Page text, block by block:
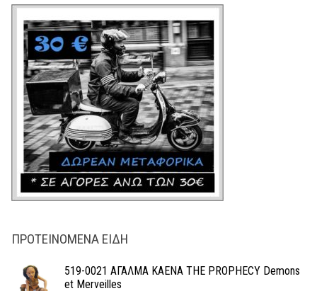
ΠΡΟΤΕΙΝΌΜΕΝΑ ΕΊΔΗ
519-0021 ΑΓΑΛΜΑ KAENA THE PROPHECY Demons
et Merveilles